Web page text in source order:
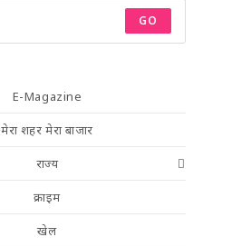
GO
E-Magazine
मेरा शहर मेरा बाजार
राज्य
क्राइम
खेल